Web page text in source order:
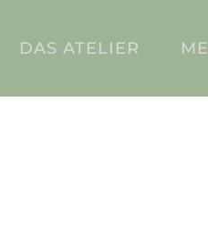
DAS ATELIER